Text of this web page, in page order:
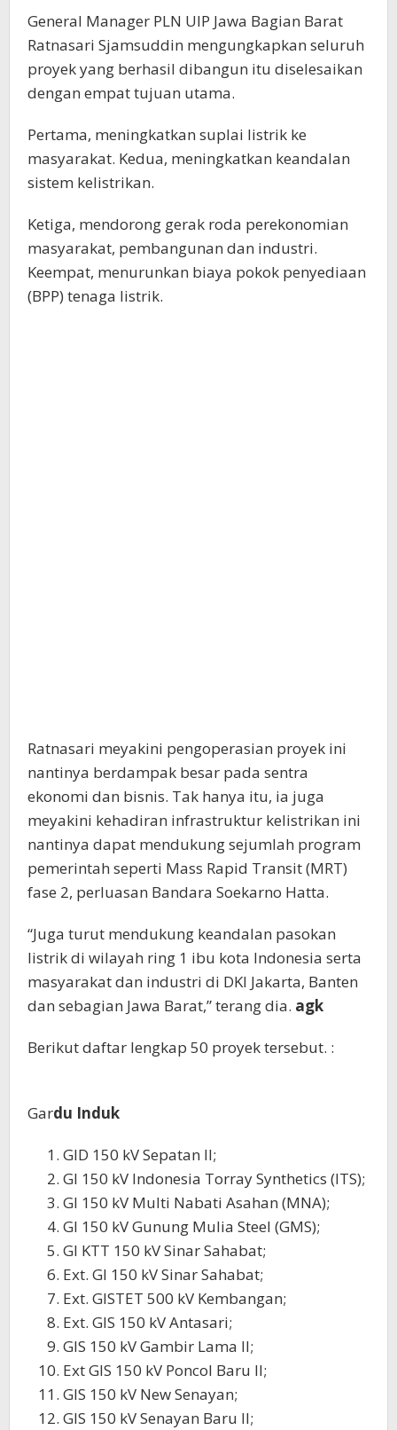
General Manager PLN UIP Jawa Bagian Barat
Ratnasari Sjamsuddin mengungkapkan seluruh
proyek yang berhasil dibangun itu diselesaikan
dengan empat tujuan utama.
Pertama, meningkatkan suplai listrik ke
masyarakat. Kedua, meningkatkan keandalan
sistem kelistrikan.
Ketiga, mendorong gerak roda perekonomian
masyarakat, pembangunan dan industri.
Keempat, menurunkan biaya pokok penyediaan
(BPP) tenaga listrik.
Ratnasari meyakini pengoperasian proyek ini
nantinya berdampak besar pada sentra
ekonomi dan bisnis. Tak hanya itu, ia juga
meyakini kehadiran infrastruktur kelistrikan ini
nantinya dapat mendukung sejumlah program
pemerintah seperti Mass Rapid Transit (MRT)
fase 2, perluasan Bandara Soekarno Hatta.
“Juga turut mendukung keandalan pasokan
listrik di wilayah ring 1 ibu kota Indonesia serta
masyarakat dan industri di DKI Jakarta, Banten
dan sebagian Jawa Barat,” terang dia. agk
Berikut daftar lengkap 50 proyek tersebut. :
Gardu Induk
GID 150 kV Sepatan II;
GI 150 kV Indonesia Torray Synthetics (ITS);
GI 150 kV Multi Nabati Asahan (MNA);
GI 150 kV Gunung Mulia Steel (GMS);
GI KTT 150 kV Sinar Sahabat;
Ext. GI 150 kV Sinar Sahabat;
Ext. GISTET 500 kV Kembangan;
Ext. GIS 150 kV Antasari;
GIS 150 kV Gambir Lama II;
Ext GIS 150 kV Poncol Baru II;
GIS 150 kV New Senayan;
GIS 150 kV Senayan Baru II;